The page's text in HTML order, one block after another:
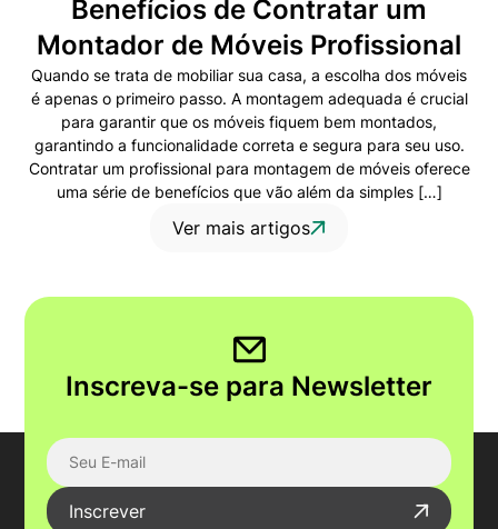
Benefícios de Contratar um
Montador de Móveis Profissional
Quando se trata de mobiliar sua casa, a escolha dos móveis
é apenas o primeiro passo. A montagem adequada é crucial
para garantir que os móveis fiquem bem montados,
garantindo a funcionalidade correta e segura para seu uso.
Contratar um profissional para montagem de móveis oferece
uma série de benefícios que vão além da simples […]
Ver mais artigos
Inscreva-se para Newsletter
Inscrever